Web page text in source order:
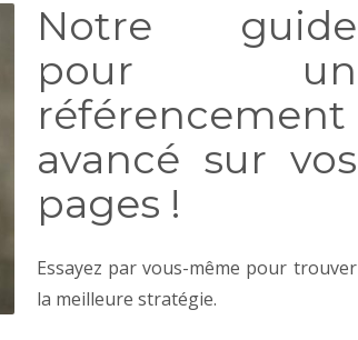
Notre guide
pour un
référencement
avancé sur vos
pages !
Essayez par vous-même pour trouver
la meilleure stratégie.